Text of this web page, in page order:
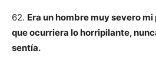
62. Era un hombre muy severo
que ocurriera lo horripilante,
sentía.